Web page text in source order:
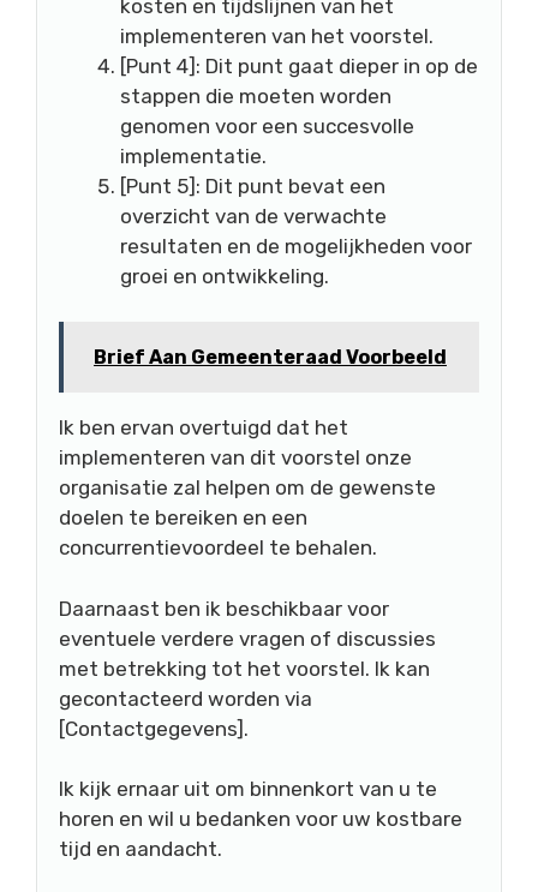
kosten en tijdslijnen van het
implementeren van het voorstel.
[Punt 4]: Dit punt gaat dieper in op de
stappen die moeten worden
genomen voor een succesvolle
implementatie.
[Punt 5]: Dit punt bevat een
overzicht van de verwachte
resultaten en de mogelijkheden voor
groei en ontwikkeling.
Brief Aan Gemeenteraad Voorbeeld
Ik ben ervan overtuigd dat het
implementeren van dit voorstel onze
organisatie zal helpen om de gewenste
doelen te bereiken en een
concurrentievoordeel te behalen.
Daarnaast ben ik beschikbaar voor
eventuele verdere vragen of discussies
met betrekking tot het voorstel. Ik kan
gecontacteerd worden via
[Contactgegevens].
Ik kijk ernaar uit om binnenkort van u te
horen en wil u bedanken voor uw kostbare
tijd en aandacht.